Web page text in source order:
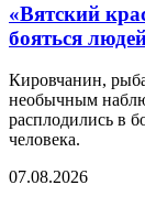
«Вятский
бояться
Кировчанин,
необычным
расплодились в
человека.
07.08.2026